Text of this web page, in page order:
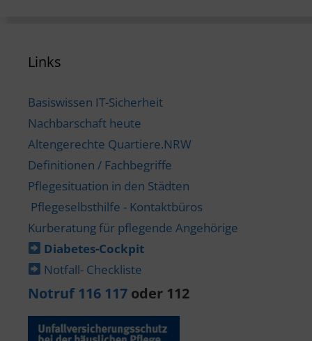
Links
Basiswissen IT-Sicherheit
Nachbarschaft heute
Altengerechte Quartiere.NRW
Definitionen / Fachbegriffe
Pflegesituation in den Städten
Pflegeselbsthilfe - Kontaktbüros
Kurberatung für pflegende Angehörige
Diabetes-​Cockpit
Notfall- Checkliste
Notruf 116 117 oder 112